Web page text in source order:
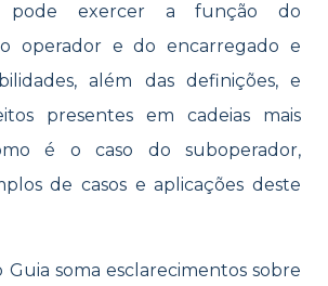
pode exercer a função do
operador e do encarregado e
além das definições, e
presentes em cadeias mais
é o caso do suboperador,
de casos e aplicações deste
Guia soma esclarecimentos sobre